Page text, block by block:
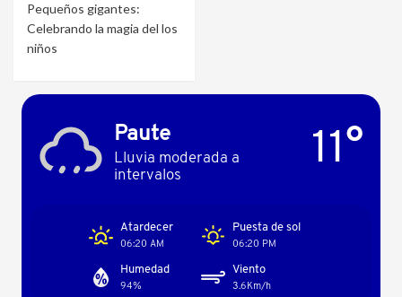
Pequeños gigantes:
Celebrando la magia del los
niños
Paute
Lluvia moderada a
intervalos
11°
Atardecer
06:20 AM
Puesta de sol
06:20 PM
Humedad
94%
Viento
3.6Km/h